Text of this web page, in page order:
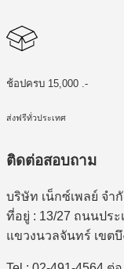
ช้อปครบ 15,000 .-
ส่งฟรีทั่วประเทศ
ติดต่อสอบถาม
บริษัท เน็กซ์เพลย์ จำ
ที่อยู่ : 13/27 ถนนประ
แขวงนวลจันทร์ เขต